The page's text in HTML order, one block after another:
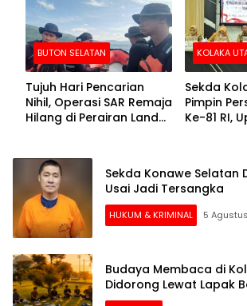
BUTON SELATAN
Tujuh Hari Pencarian
Nihil, Operasi SAR Remaja
Hilang di Perairan Lande
KOLAKA
Sekda
Pimpin
Ke-81 RI,
Sekda Konawe Selatan
Usai Jadi Tersangka
HUKUM & KRIMINAL 5
Budaya Membaca di
Didorong Lewat Lapak